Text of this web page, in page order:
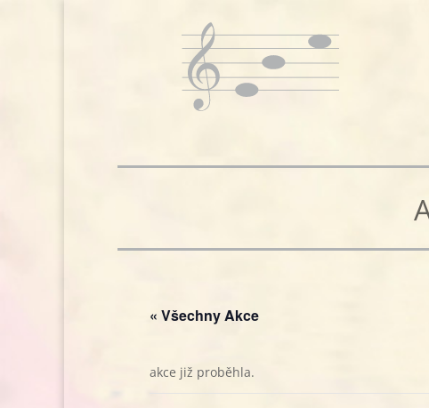
« Všechny Akce
akce již proběhla.